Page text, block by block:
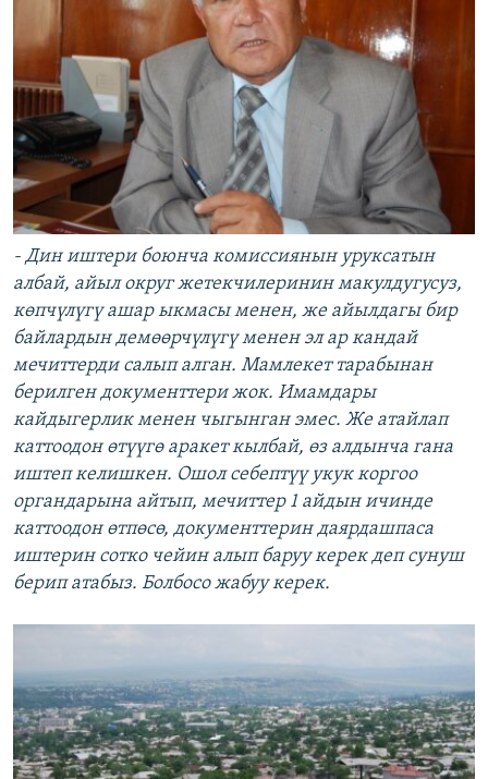
- Дин иштери боюнча комиссиянын уруксатын
албай, айыл округ жетекчилеринин макулдугусуз,
көпчүлүгү ашар ыкмасы менен, же айылдагы бир
байлардын демөөрчүлүгү менен эл ар кандай
мечиттерди салып алган. Мамлекет тарабынан
берилген документтери жок. Имамдары
кайдыгерлик менен чыгынган эмес. Же атайлап
каттоодон өтүүгө аракет кылбай, өз алдынча гана
иштеп келишкен. Ошол себептүү укук коргоо
органдарына айтып, мечиттер 1 айдын ичинде
каттоодон өтпөсө, документтерин даярдашпаса
иштерин сотко чейин алып баруу керек деп сунуш
берип атабыз. Болбосо жабуу керек.